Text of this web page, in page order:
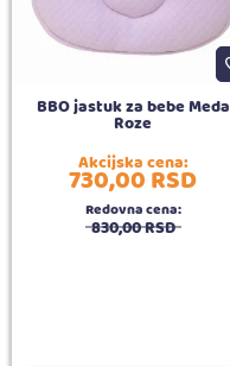
BBO jastuk za bebe Meda
Roze
Akcijska cena:
730,00RSD
Redovna cena:
830,00RSD